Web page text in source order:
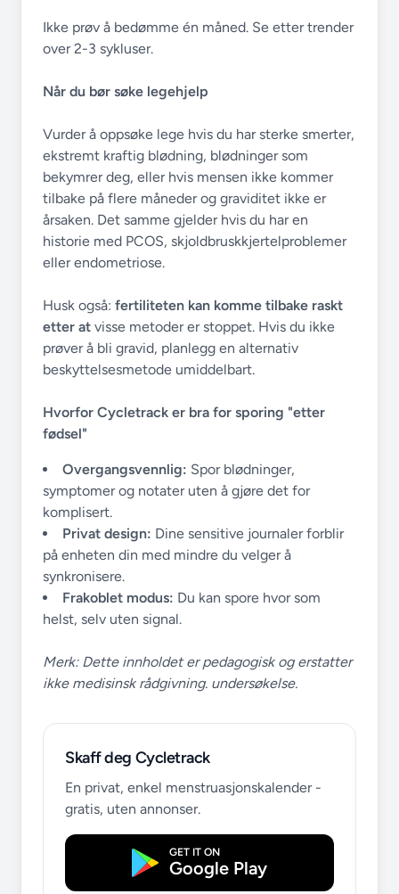
Ikke prøv å bedømme én måned. Se etter trender
over 2-3 sykluser.
Når du bør søke legehjelp
Vurder å oppsøke lege hvis du har sterke smerter,
ekstremt kraftig blødning, blødninger som
bekymrer deg, eller hvis mensen ikke kommer
tilbake på flere måneder og graviditet ikke er
årsaken. Det samme gjelder hvis du har en
historie med PCOS, skjoldbruskkjertelproblemer
eller endometriose.
Husk også: fertiliteten kan komme tilbake raskt
etter at visse metoder er stoppet. Hvis du ikke
prøver å bli gravid, planlegg en alternativ
beskyttelsesmetode umiddelbart.
Hvorfor Cycletrack er bra for sporing "etter
fødsel"
Overgangsvennlig: Spor blødninger,
symptomer og notater uten å gjøre det for
komplisert.
Privat design: Dine sensitive journaler forblir
på enheten din med mindre du velger å
synkronisere.
Frakoblet modus: Du kan spore hvor som
helst, selv uten signal.
Merk: Dette innholdet er pedagogisk og erstatter
ikke medisinsk rådgivning. undersøkelse.
Skaff deg Cycletrack
En privat, enkel menstruasjonskalender -
gratis, uten annonser.
GET IT ON
Google Play